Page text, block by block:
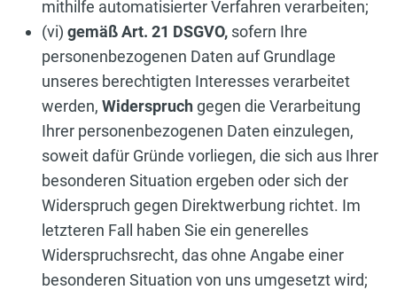
mithilfe automatisierter Verfahren verarbeiten;
(vi) gemäß Art. 21 DSGVO, sofern Ihre
personenbezogenen Daten auf Grundlage
unseres berechtigten Interesses verarbeitet
werden, Widerspruchgegen die Verarbeitung
Ihrer personenbezogenen Daten einzulegen,
soweit dafür Gründe vorliegen, die sich aus Ihrer
besonderen Situation ergeben oder sich der
Widerspruch gegen Direktwerbung richtet. Im
letzteren Fall haben Sie ein generelles
Widerspruchsrecht, das ohne Angabe einer
besonderen Situation von uns umgesetzt wird;